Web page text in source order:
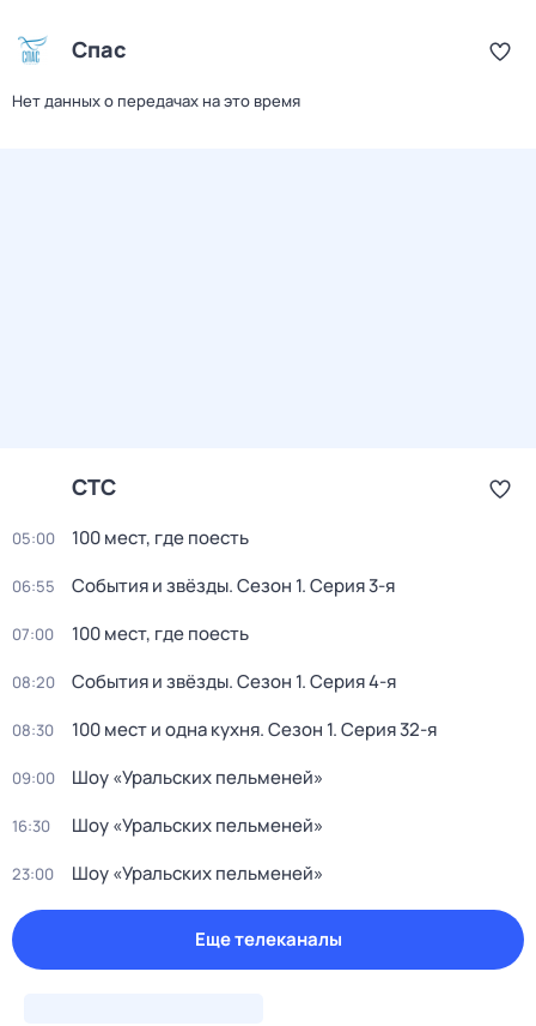
Спас
Нет данных о передачах на это время
СТС
05:00 100 мест, где поесть
06:55 События и звёзды. Сезон 1. Серия 3-я
07:00 100 мест, где поесть
08:20 События и звёзды. Сезон 1. Серия 4-я
08:30 100 мест и одна кухня. Сезон 1. Серия 32-я
09:00 Шоу «Уральских пельменей»
16:30 Шоу «Уральских пельменей»
23:00 Шоу «Уральских пельменей»
Еще телеканалы